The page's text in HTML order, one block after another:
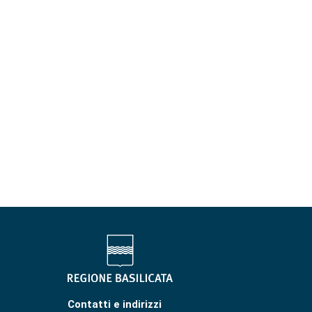
Contatti e indirizzi